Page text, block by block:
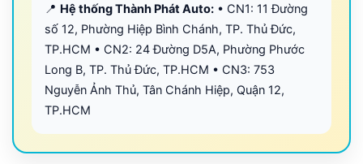
📍 Hệ thống Thành Phát Auto: • CN1: 11 Đường
số 12, Phường Hiệp Bình Chánh, TP. Thủ Đức,
TP.HCM • CN2: 24 Đường D5A, Phường Phước
Long B, TP. Thủ Đức, TP.HCM • CN3: 753
Nguyễn Ảnh Thủ, Tân Chánh Hiệp, Quận 12,
TP.HCM